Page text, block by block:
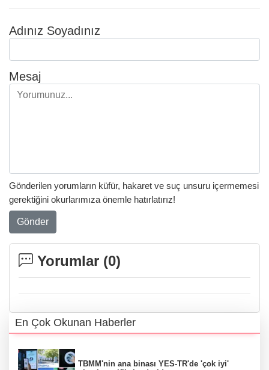
Adınız Soyadınız
Mesaj
Gönderilen yorumların küfür, hakaret ve suç unsuru içermemesi
gerektiğini okurlarımıza önemle hatırlatırız!
Gönder
Yorumlar (0)
En Çok Okunan Haberler
TBMM'nin ana binası YES-TR'de 'çok iyi'